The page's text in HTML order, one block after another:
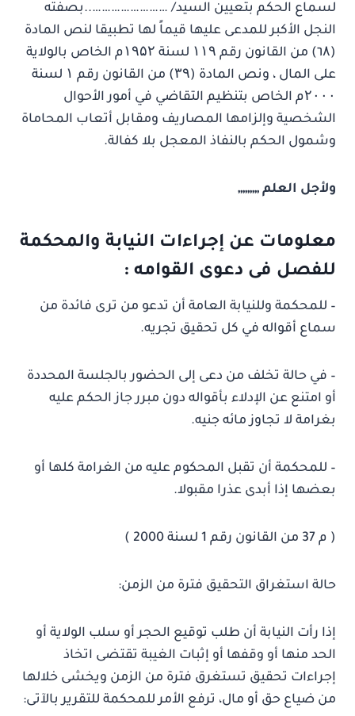
لسماع الحكم بتعيين السيد/ ……………………..بصفته
النجل الأكبر للمدعى عليها قيماً لها تطبيقا لنص المادة
(٦۸) من القانون رقم ۱۱۹ لسنة ۱۹۵۲م الخاص بالولاية
على المال ، ونص المادة (۳۹) من القانون رقم ۱ لسنة
۲۰۰۰م الخاص بتنظيم التقاضي في أمور الأحوال
الشخصية وإلزامها المصاريف ومقابل أتعاب المحاماة
وشمول الحكم بالنفاذ المعجل بلا كفالة.
ولأجل العلم ,,,,,,,,,
معلومات عن إجراءات النيابة والمحكمة
للفصل فى دعوى القوامه :
– للمحكمة وللنيابة العامة أن تدعو من ترى فائدة من
سماع أقواله في كل تحقيق تجريه.
– في حالة تخلف من دعى إلى الحضور بالجلسة المحددة
أو امتنع عن الإدلاء بأقواله دون مبرر جاز الحكم عليه
بغرامة لا تجاوز مائه جنيه.
– للمحكمة أن تقبل المحكوم عليه من الغرامة كلها أو
بعضها إذا أبدى عذرا مقبولا.
( م 37 من القانون رقم 1 لسنة 2000 )
حالة استغراق التحقيق فترة من الزمن:
إذا رأت النيابة أن طلب توقيع الحجر أو سلب الولاية أو
الحد منها أو وقفها أو إثبات الغيبة تقتضى اتخاذ
إجراءات تحقيق تستغرق فترة من الزمن ويخشى خلالها
من ضياع حق أو مال، ترفع الأمر للمحكمة للتقرير بالآتى: